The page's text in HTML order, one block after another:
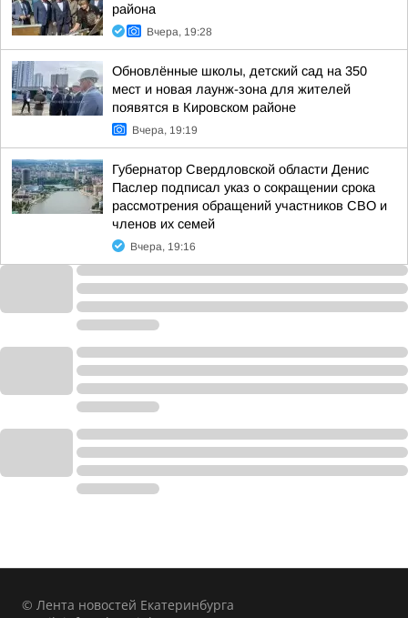
района
Вчера, 19:28
Обновлённые школы, детский сад на 350
мест и новая лаунж-зона для жителей
появятся в Кировском районе
Вчера, 19:19
Губернатор Свердловской области Денис
Паслер подписал указ о сокращении срока
рассмотрения обращений участников СВО и
членов их семей
Вчера, 19:16
© Лента новостей Екатеринбурга